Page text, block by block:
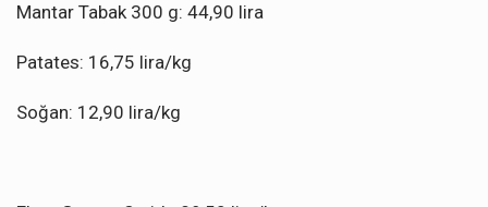
Mantar Tabak 300 g: 44,90 lira
Patates: 16,75 lira/kg
Soğan: 12,90 lira/kg